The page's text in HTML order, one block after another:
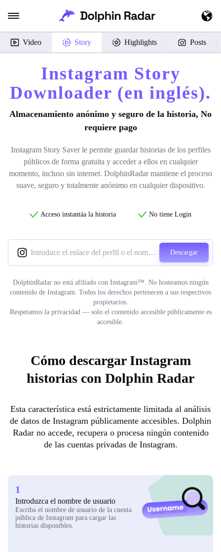
Video Story Highlights Posts
Instagram Story
Downloader (en inglés).
Almacenamiento anónimo y seguro de la historia, No
requiere pago
Instagram Story Saver le permite guardar historias de los perfiles
públicos de forma gratuita y acceder a ellos en cualquier
momento, incluso sin internet. DolphinRadar mantiene el proceso
suave, seguro y totalmente anónimo en cualquier dispositivo.
Acceso instantáa la historia No tiene Login
Descargar
DolphinRadar no está afiliado con Instagram™. No hosteamos ningún
contenido de Instagram. Todos los derechos pertenecen a sus respectivos
propietarios.
Respetamos la privacidad — solo el contenido accesible públicamente es
accesible.
Cómo descargar Instagram
historias con Dolphin Radar
Esta característica está estrictamente limitada al análisis
de datos de Instagram públicamente accesibles. Dolphin
Radar no accede, recupera o procesa ningún contenido
de las cuentas privadas de Instagram.
1
Introduzca el nombre de usuario
Escriba el nombre de usuario de la cuenta
pública de Instagram para cargar las
historias disponibles.